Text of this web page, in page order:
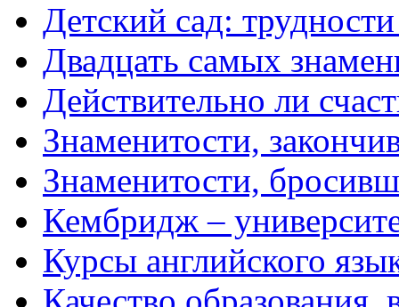
Детский сад:
Двадцать самых
Действительно ли
Знаменитости,
Знаменитости,
Кембридж –
Курсы английского